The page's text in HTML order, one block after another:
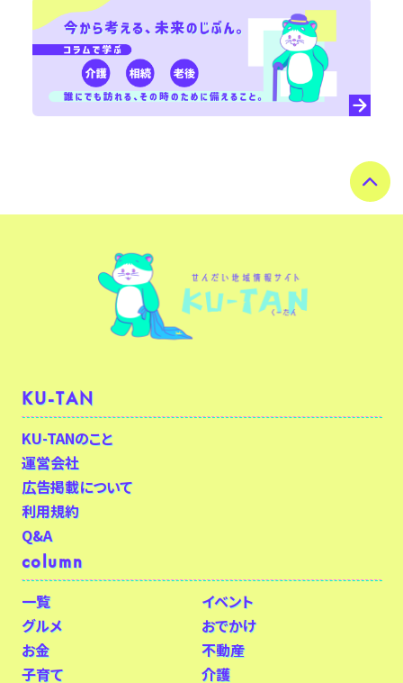
KU-TAN
KU-TANのこと
運営会社
広告掲載について
利用規約
Q&A
column
一覧
イベント
グルメ
おでかけ
お金
不動産
子育て
介護